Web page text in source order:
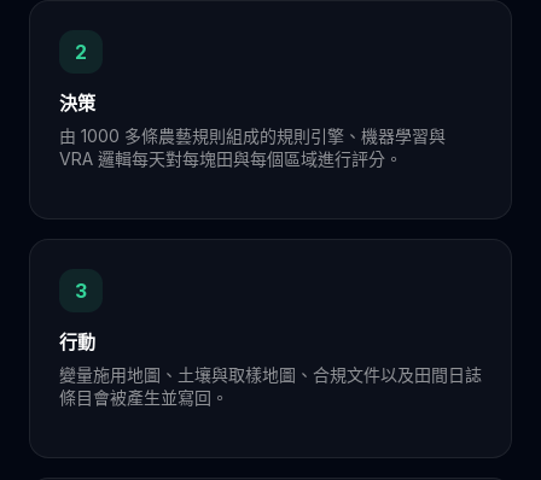
2
決策
由 1000 多條農藝規則組成的規則引擎、機器學習與
VRA 邏輯每天對每塊田與每個區域進行評分。
3
行動
變量施用地圖、土壤與取樣地圖、合規文件以及田間日誌
條目會被產生並寫回。